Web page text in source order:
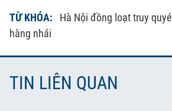
TỪ KHÓA:
Hà Nội đồng loạt truy
hàng nhái
TIN LIÊN QUAN